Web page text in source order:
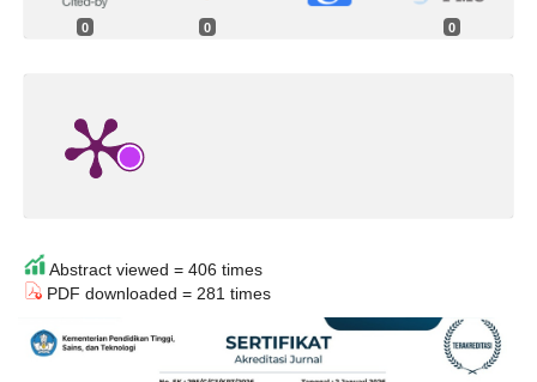
0 0 0
Abstract viewed = 406 times
PDF downloaded = 281 times